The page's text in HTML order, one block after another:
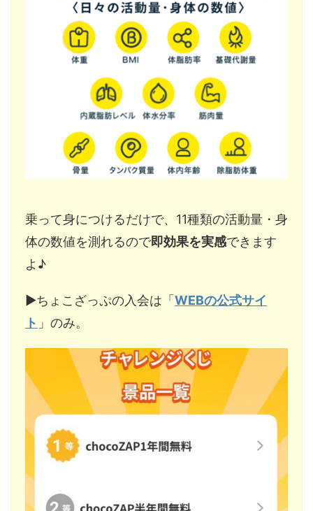
乗って身につけるだけで、11種類の活動量・身
体の数値を測れるので即効果を実感できます
よ♪
▶︎ちょこざっぷの入会は「WEBの公式サイ
ト 」のみ。